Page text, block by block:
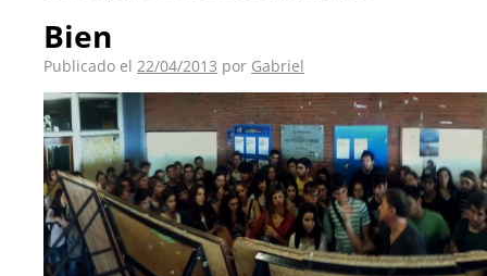
Bien
Publicado el 22/04/2013 por Gabriel